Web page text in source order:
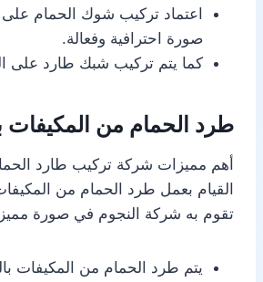
اعتماد تركيب شوك الحمام
صورة احترافية وفعالة.
كما يتم تركيب شبك طارد على
طرد الحمام من المكيفات
أهم مميزات شركة تركيب طارد
القيام بعمل طرد الحمام من
تقوم به شركة النجوم في صورة
يتم طرد الحمام من المكيفات